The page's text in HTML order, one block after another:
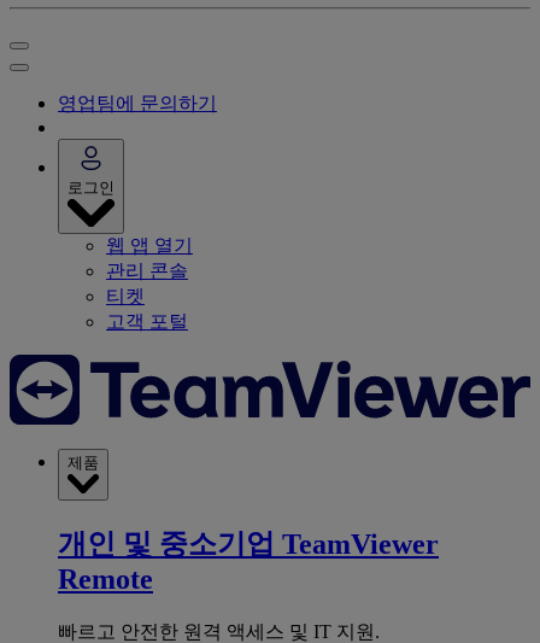
영업팀에 문의하기
로그인
웹 앱 열기
관리 콘솔
티켓
고객 포털
제품
개인 및 중소기업 TeamViewer
Remote
빠르고 안전한 원격 액세스 및 IT 지원.